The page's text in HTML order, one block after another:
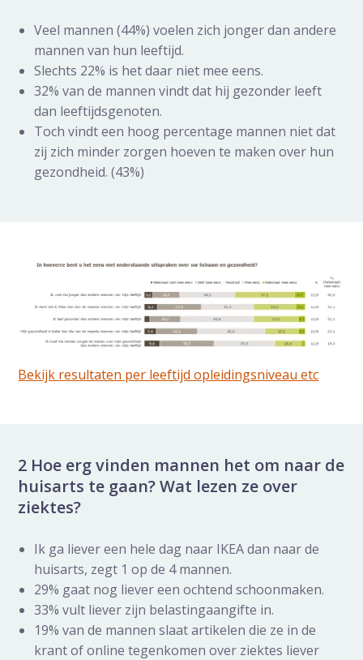
Veel mannen (44%) voelen zich jonger dan andere
mannen van hun leeftijd.
Slechts 22% is het daar niet mee eens.
32% van de mannen vindt dat hij gezonder leeft
dan leeftijdsgenoten.
Toch vindt een hoog percentage mannen niet dat
zij zich minder zorgen hoeven te maken over hun
gezondheid. (43%)
Bekijk resultaten per leeftijd opleidingsniveau etc
2 Hoe erg vinden mannen het om naar de
huisarts te gaan? Wat lezen ze over
ziektes?
Ik ga liever een hele dag naar IKEA dan naar de
huisarts, zegt 1 op de 4 mannen.
29% gaat nog liever een ochtend schoonmaken.
33% vult liever zijn belastingaangifte in.
19% van de mannen slaat artikelen die ze in de
krant of online tegenkomen over ziektes liever